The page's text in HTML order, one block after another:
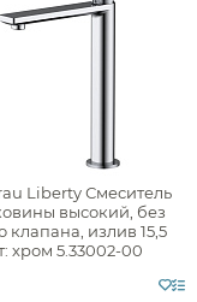
Liberty Смеситель
высокий, без
клапана, излив 15,5
хром 5.33002-00